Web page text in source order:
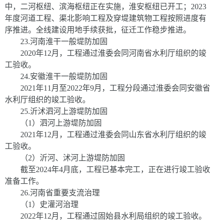
中，二河枢纽、滨海枢纽正在实施，淮安枢纽已开工； 2023
年度河道工程、渠北影响工程及穿堤建筑物工程按照进度有
序推进。全线建设用地手续获批，征迁工作稳步推进。
23.河南淮干一般堤防加固
2020年12月，工程通过淮委会同河南省水利厅组织的竣
工验收。
24.安徽淮干一般堤防加固
2021年11 月至2022年9月，工程分段通过淮委会同安徽省
水利厅组织的竣工验收。
25.沂沭泗河上游堤防加固
（1 ）泗河上游堤防加固
2021年12月，工程通过淮委会同山东省水利厅组织的竣
工验收。
（2）沂河、沭河上游堤防加固
截至2024年4月底，工程已基本完工，正在进行竣工验收
准备工作。
26.河南省重要支流治理
（1 ）史灌河治理
2022年1 2月，工程通过固始县水利局组织的竣工验收。